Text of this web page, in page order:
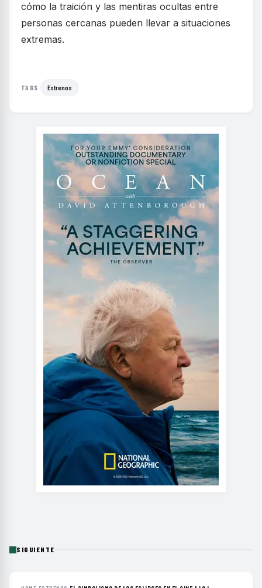
cómo la traición y las mentiras ocultas entre
personas cercanas pueden llevar a situaciones
extremas.
TAGS Estrenos
SIGUIENTE